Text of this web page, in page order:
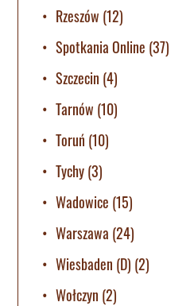
Rzeszów (12)
Spotkania Online (37)
Szczecin (4)
Tarnów (10)
Toruń (10)
Tychy(3)
Wadowice (15)
Warszawa (24)
Wiesbaden (D) (2)
Wołczyn (2)